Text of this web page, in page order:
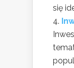
się